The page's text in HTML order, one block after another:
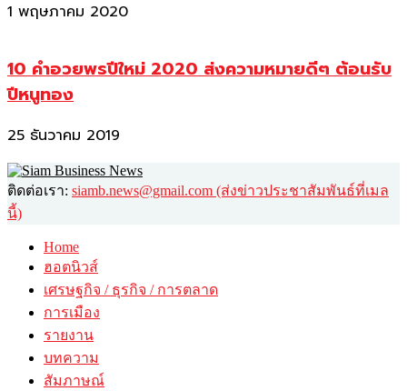
1 พฤษภาคม 2020
10 คำอวยพรปีใหม่ 2020 ส่งความหมายดีๆ ต้อนรับ
ปีหนูทอง
25 ธันวาคม 2019
ติดต่อเรา: siamb.news@gmail.com (ส่งข่าวประชาสัมพันธ์ที่เมล
นี้)
Home
ฮอตนิวส์
เศรษฐกิจ / ธุรกิจ / การตลาด
การเมือง
รายงาน
บทความ
สัมภาษณ์